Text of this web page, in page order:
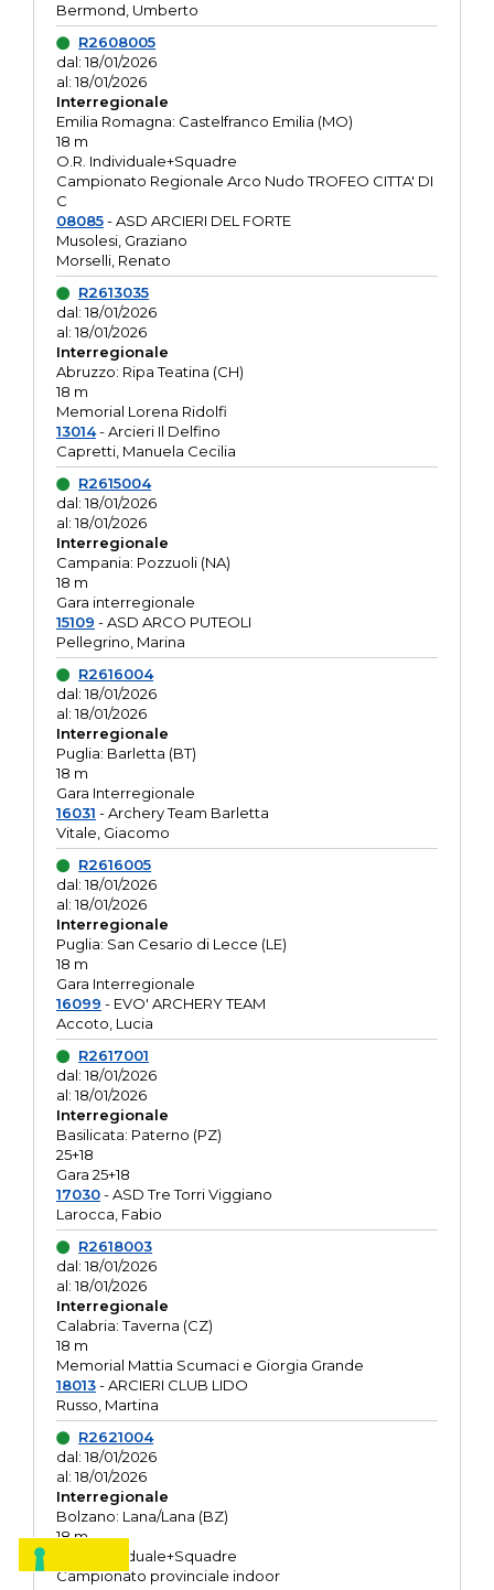
Bermond, Umberto
R2608005
dal: 18/01/2026
al: 18/01/2026
Interregionale
Emilia Romagna: Castelfranco Emilia (MO)
18 m
O.R. Individuale+Squadre
Campionato Regionale Arco Nudo TROFEO CITTA' DI
C
08085- ASD ARCIERI DEL FORTE
Musolesi, Graziano
Morselli, Renato
R2613035
dal: 18/01/2026
al: 18/01/2026
Interregionale
Abruzzo: Ripa Teatina (CH)
18 m
Memorial Lorena Ridolfi
13014- Arcieri Il Delfino
Capretti, Manuela Cecilia
R2615004
dal: 18/01/2026
al: 18/01/2026
Interregionale
Campania: Pozzuoli (NA)
18 m
Gara interregionale
15109 - ASD ARCO PUTEOLI
Pellegrino, Marina
R2616004
dal: 18/01/2026
al: 18/01/2026
Interregionale
Puglia: Barletta (BT)
18 m
Gara Interregionale
16031 - Archery Team Barletta
Vitale, Giacomo
R2616005
dal: 18/01/2026
al: 18/01/2026
Interregionale
Puglia: San Cesario di Lecce (LE)
18 m
Gara Interregionale
16099 - EVO' ARCHERY TEAM
Accoto, Lucia
R2617001
dal: 18/01/2026
al: 18/01/2026
Interregionale
Basilicata: Paterno (PZ)
25+18
Gara 25+18
17030- ASD Tre Torri Viggiano
Larocca, Fabio
R2618003
dal: 18/01/2026
al: 18/01/2026
Interregionale
Calabria: Taverna (CZ)
18 m
Memorial Mattia Scumaci e Giorgia Grande
18013- ARCIERI CLUB LIDO
Russo, Martina
R2621004
dal: 18/01/2026
al: 18/01/2026
Interregionale
Bolzano: Lana/Lana (BZ)
18 m
O.R. Individuale+Squadre
Campionato provinciale indoor